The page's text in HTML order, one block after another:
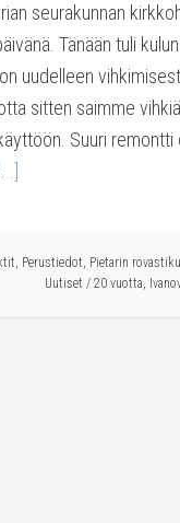
seurakunnan
Tänään tuli
uudelleen
sitten saimme
Suuri
, Perustiedot, Pietarin
Uutiset / 20 vuotta, Ivanov